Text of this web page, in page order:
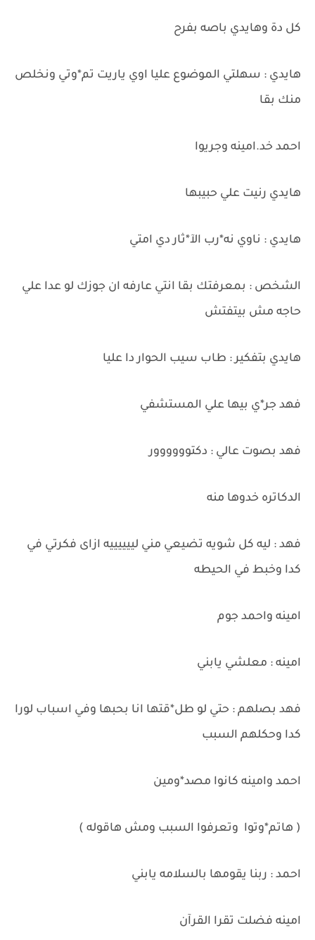
كل دة وهايدي باصه بفرح
هايدي : سهلتي الموضوع عليا اوي ياريت تم*وتي ونخلص
منك بقا
احمد خد.امينه وجريوا
هايدي رنيت علي حبيبها
هايدي : ناوي نه*رب الآ*ثار دي امتي
الشخص : بمعرفتك بقا انتي عارفه ان جوزك لو عدا علي
حاجه مش بيتفتش
هايدي بتفكير : طاب سيب الحوار دا عليا
فهد جر*ي بيها علي المستشفي
فهد بصوت عالي : دكتوووووور
الدكاتره خدوها منه
فهد : ليه كل شويه تضيعي مني لييييييه ازاى فكرتي في
كدا وخبط في الحيطه
امينه واحمد جوم
امينه : معلشي يابني
فهد بصلهم : حتي لو طل*قتها انا بحبها وفي اسباب لورا
كدا وحكلهم السبب
احمد وامينه كانوا مصد*ومين
( هاتم*وتوا وتعرفوا السبب ومش هاقوله )
احمد : ربنا يقومها بالسلامه يابني
امينه فضلت تقرا القرآن